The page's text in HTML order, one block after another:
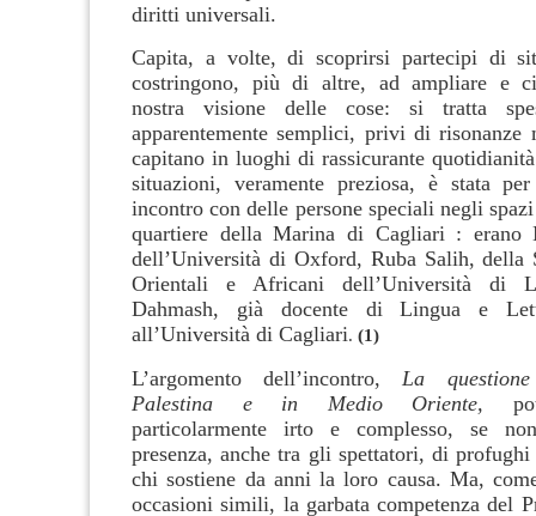
diritti universali.
Capita, a volte, di scoprirsi partecipi di
costringono, più di altre, ad ampliare e
nostra visione delle cose: si tratta
apparentemente semplici, privi di risonanze
capitano in luoghi di rassicurante
situazioni, veramente preziosa, è stata
incontro con delle persone speciali negli
quartiere della Marina di Cagliari : erano
dell’Università di Oxford, Ruba Salih, della
Orientali e Africani dell’Università di
Dahmash, già docente di Lingua e
all’Università di Cagliari. (1)
L’argomento dell’incontro,La
Palestina e in Medio Oriente,
particolarmente irto e complesso, se
presenza, anche tra gli spettatori, di
chi sostiene da anni la loro causa. Ma,
occasioni simili, la garbata competenza del